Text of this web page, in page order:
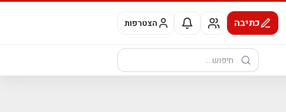
כתיבה הצטרפות
חיפוש: